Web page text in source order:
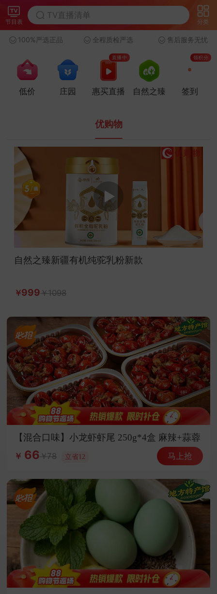
节目表 分类
100%严选正品 全程质检严选 售后服务无忧
低价 庄园
直播中
惠买直播 自然之臻
领积分
签到
优购物
自然之臻新疆有机纯驼乳粉新款
999 1098
【混合口味】小龙虾虾尾 250g*4盒 麻辣+蒜蓉
开袋加热即食
￥ 66 78 立省12 马上抢